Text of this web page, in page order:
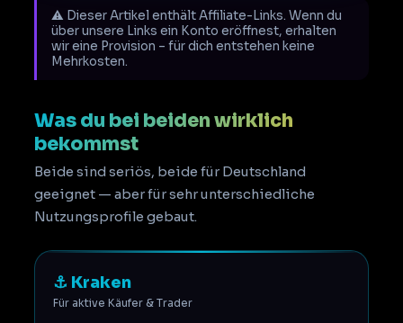
⚠️ Dieser Artikel enthält Affiliate-Links. Wenn du
über unsere Links ein Konto eröffnest, erhalten
wir eine Provision – für dich entstehen keine
Mehrkosten.
Was du bei beiden wirklich
bekommst
Beide sind seriös, beide für Deutschland
geeignet — aber für sehr unterschiedliche
Nutzungsprofile gebaut.
⚓ Kraken
Für aktive Käufer & Trader